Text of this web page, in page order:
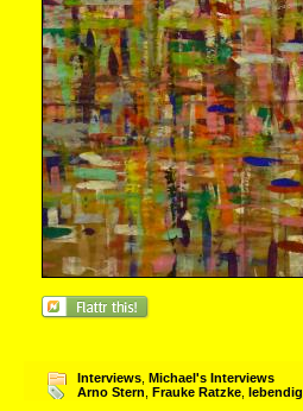
Interviews Michael's Interviews
Arno Stern Frauke Ratzke lebendig